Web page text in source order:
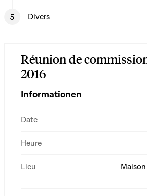
Divers
Réunion de
2016
Informationen
Date
Heure
Lieu